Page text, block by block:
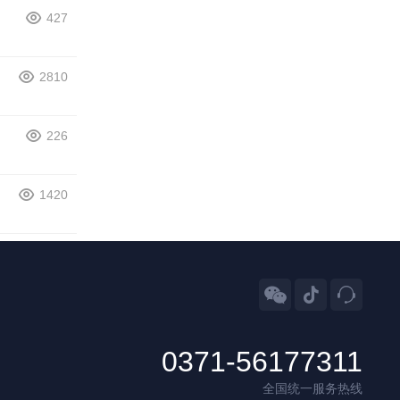
427
2810
226
1420
  
0371-56177311
全国统一服务热线